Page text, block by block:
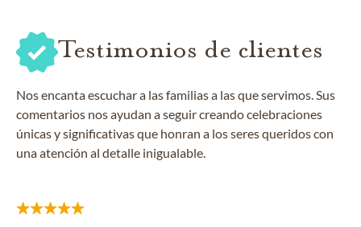
Testimonios de clientes
Nos encanta escuchar a las familias a las que servimos. Sus
comentarios nos ayudan a seguir creando celebraciones
únicas y significativas que honran a los seres queridos con
una atención al detalle inigualable.